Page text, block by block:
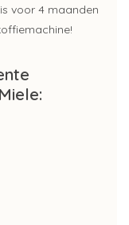
voor 4 maanden